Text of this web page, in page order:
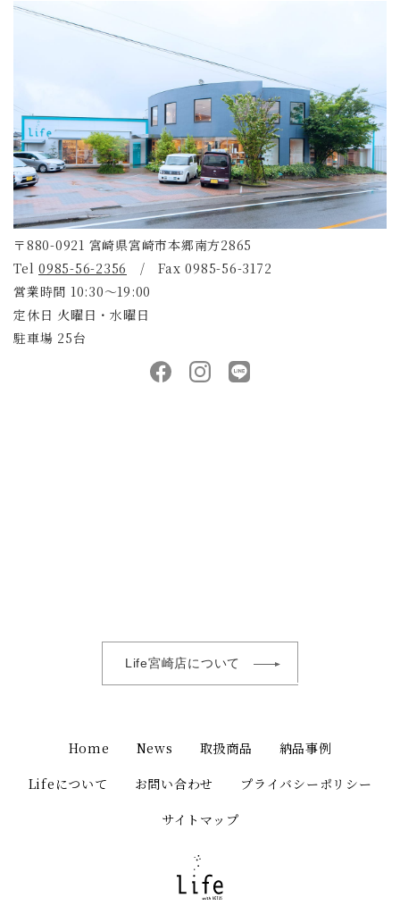
〒880-0921 宮崎県宮崎市本郷南方2865
Tel 0985-56-2356 / Fax 0985-56-3172
営業時間 10:30～19:00
定休日 火曜日・水曜日
駐車場 25台
Life宮崎店について
Home News 取扱商品
納品事例
Lifeについて
お問い合わせ
プライバシーポリシー
サイトマップ